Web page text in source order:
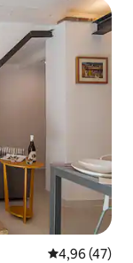
Note
4,96 (47)